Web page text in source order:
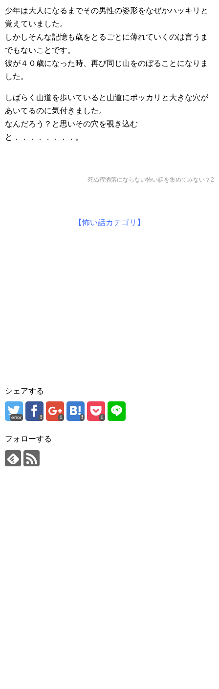
少年は大人になるまでその男性の姿形をなぜかハッキリと
覚えていました。
しかしそんな記憶も歳をとるごとに薄れていくのは言うま
でもないことです。
彼が４０歳になった時、再び同じ山をのぼることになりま
した。
しばらく山道を歩いていると山道にポッカリと大きな穴が
あいてるのに気付きました。
なんだろう？と思いその穴を覗き込む
と．．．．．．．．。
死ぬ程洒落にならない怖い話を集めてみない？2
【怖い話カテゴリ】
シェアする
error 0 0
フォローする